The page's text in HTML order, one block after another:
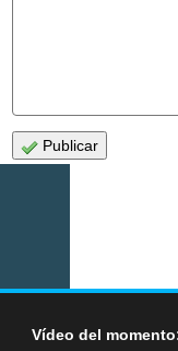
Publicar
Vídeo del